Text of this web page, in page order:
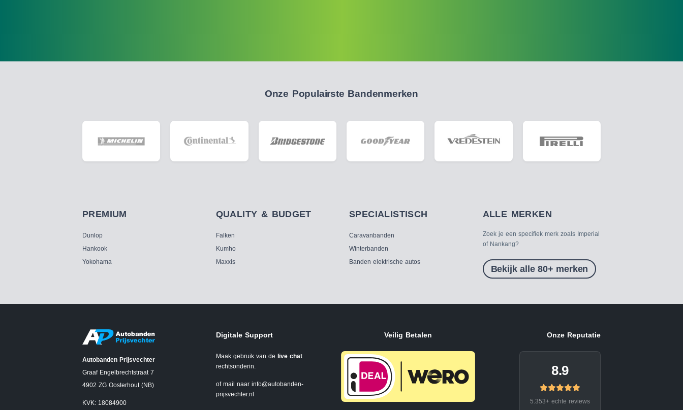
Onze Populairste Bandenmerken
PREMIUM
Dunlop
Hankook
Yokohama
QUALITY & BUDGET
Falken
Kumho
Maxxis
SPECIALISTISCH
Caravanbanden
Winterbanden
Banden elektrische autos
ALLE MERKEN
Zoek je een specifiek merk zoals Imperial
of Nankang?
Bekijk alle 80+ merken
Autobanden Prijsvechter
Graaf Engelbrechtstraat 7
4902 ZG Oosterhout (NB)
KVK: 18084900
Digitale Support
Maak gebruik van de live chat
rechtsonderin.
of mail naar info@autobanden-
prijsvechter.nl
Veilig Betalen Onze Reputatie
8.9
5.353+ echte reviews